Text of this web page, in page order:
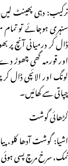
ترکیب: دہی پھینٹ
سنہری ہوجائے تو
ڈال کر درمیانی آنچ پر
اور قورمہ گھی چھوڑ
لونگ اور الائچی ڈال
چپاتی سے کھائیں۔
کڑھائی گوشت
اشیا: گوشت آدھا کلو،
نمک، سرخ مرچ پسی